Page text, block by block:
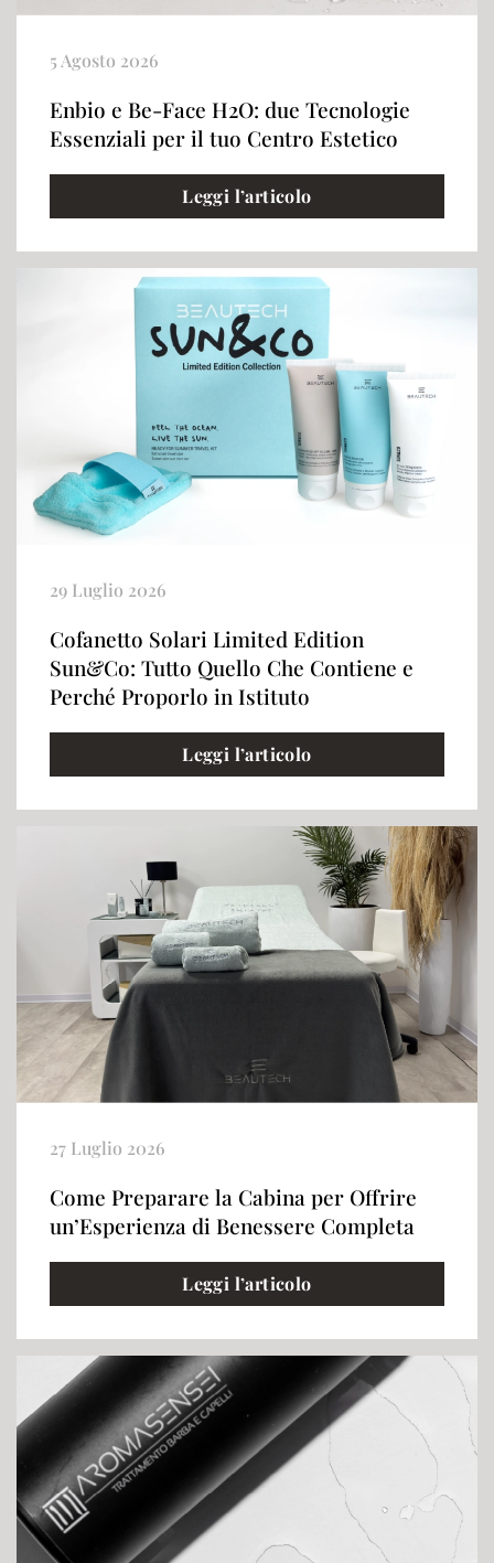
5 Agosto 2026
Enbio e Be-Face H2O: due Tecnologie
Essenziali per il tuo Centro Estetico
Leggi l’articolo
29 Luglio 2026
Cofanetto Solari Limited Edition
Sun&Co: Tutto Quello Che Contiene e
Perché Proporlo in Istituto
Leggi l’articolo
27 Luglio 2026
Come Preparare la Cabina per Offrire
un’Esperienza di Benessere Completa
Leggi l’articolo